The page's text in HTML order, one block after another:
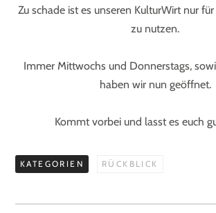
Zu schade ist es unseren KulturWirt nur
zu nutzen.
Immer Mittwochs und Donnerstags,
haben wir nun geöffnet.
Kommt vorbei und lasst es euch
KATEGORIEN RÜCKBLICK